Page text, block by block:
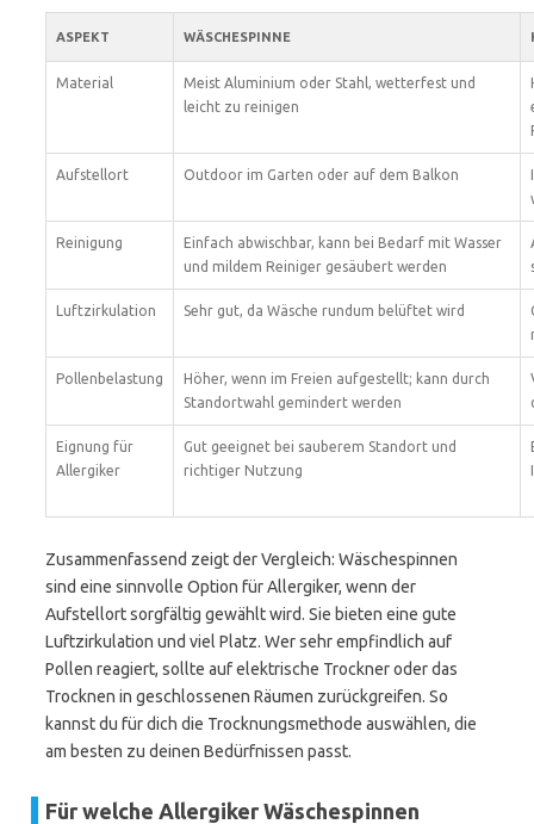
ASPEKT WÄSCHESPINNE
Material
Meist Aluminium oder Stahl, wetterfest und
leicht zu reinigen
Aufstellort Outdoor im Garten oder auf dem Balkon
Reinigung
Einfach abwischbar, kann bei Bedarf mit Wasser
und mildem Reiniger gesäubert werden
Luftzirkulation Sehr gut, da Wäsche rundum belüftet wird
Pollenbelastung
Höher, wenn im Freien aufgestellt; kann durch
Standortwahl gemindert werden
Eignung für
Allergiker
Gut geeignet bei sauberem Standort und
richtiger Nutzung
Zusammenfassend zeigt der Vergleich: Wäschespinnen
sind eine sinnvolle Option für Allergiker, wenn der
Aufstellort sorgfältig gewählt wird. Sie bieten eine gute
Luftzirkulation und viel Platz. Wer sehr empfindlich auf
Pollen reagiert, sollte auf elektrische Trockner oder das
Trocknen in geschlossenen Räumen zurückgreifen. So
kannst du für dich die Trocknungsmethode auswählen, die
am besten zu deinen Bedürfnissen passt.
Für welche Allergiker Wäschespinnen